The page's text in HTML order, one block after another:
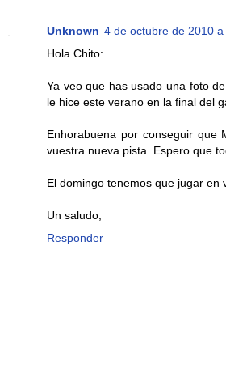
Unknown 4 de octubre de 2010
Hola Chito:
Ya veo que has usado una foto
le hice este verano en la final del
Enhorabuena por conseguir que
vuestra nueva pista. Espero que
El domingo tenemos que jugar en
Un saludo,
Responder